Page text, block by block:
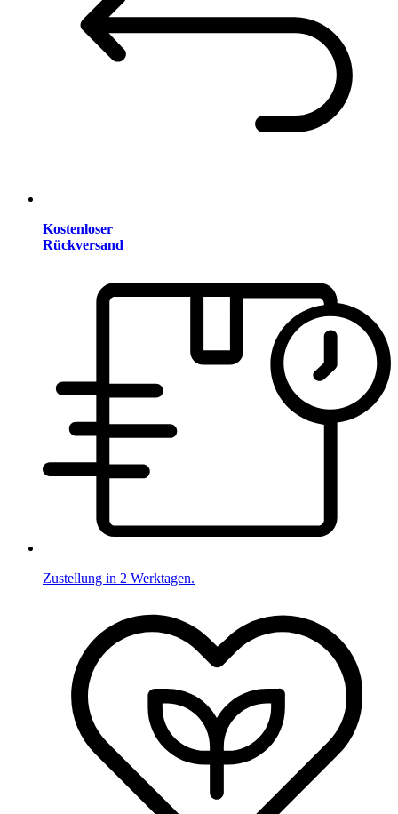
Kostenloser
Rückversand
Zustellung in 2 Werktagen.